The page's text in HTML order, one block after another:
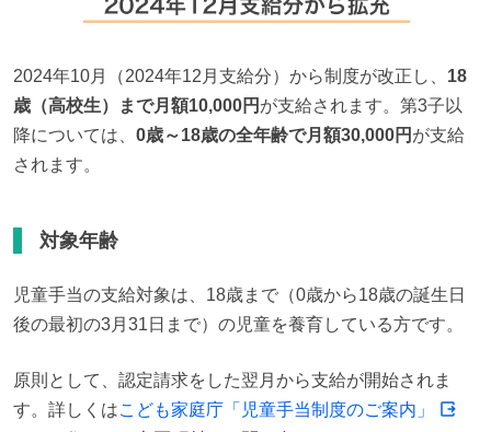
2024年10月（2024年12月支給分）から制度が改正し、 18
歳（高校生）まで月額10,000円 が支給されます。第3子以
降については、 0歳～18歳の全年齢で月額30,000円 が支給
されます。
対象年齢
児童手当の支給対象は、18歳まで（0歳から18歳の誕生日
後の最初の3月31日まで）の児童を養育している方です。
原則として、認定請求をした翌月から支給が開始されま
す。詳しくはこども家庭庁「児童手当制度のご案内」